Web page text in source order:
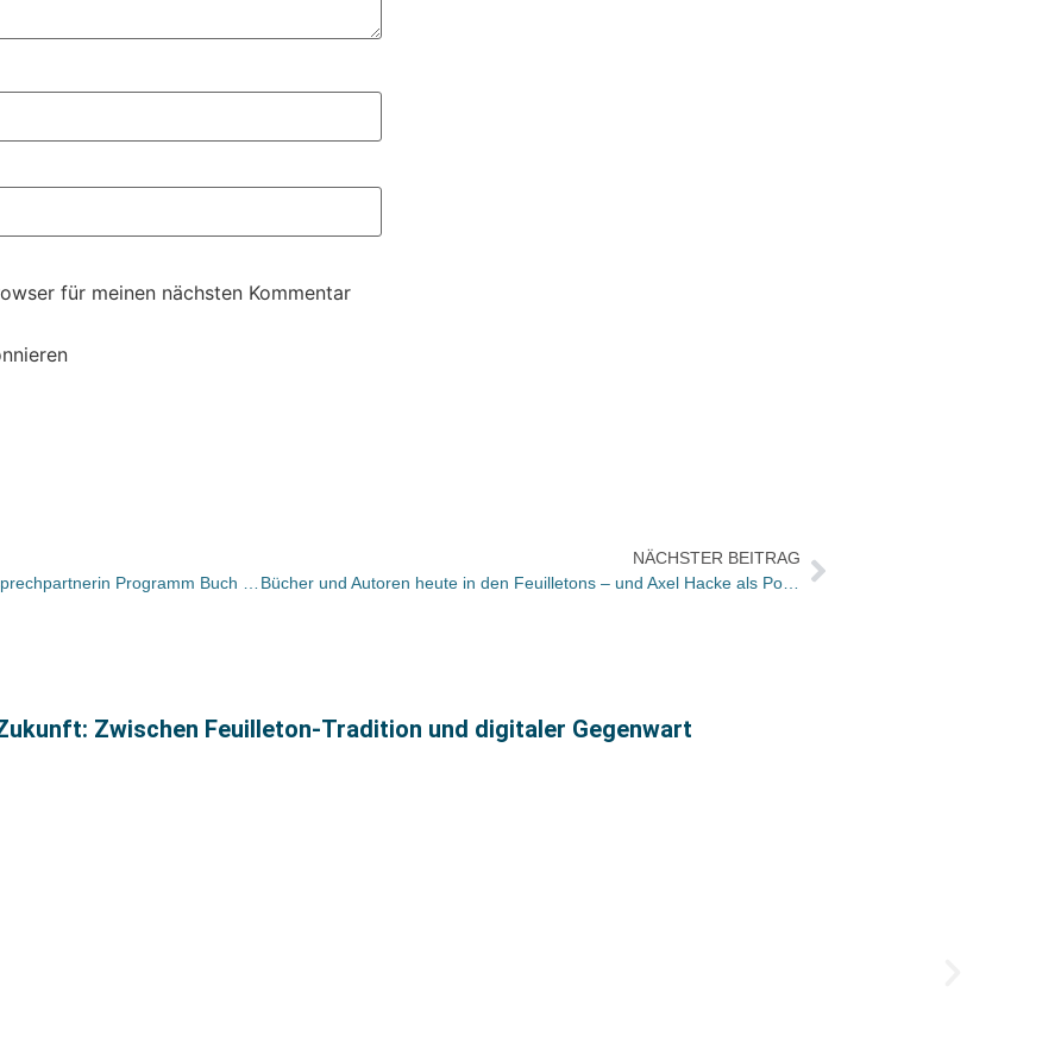
für meinen nächsten Kommentar
NÄCHSTER BEITRAG
Zwischen Feuilleton-Tradition und digitaler Gegenwart